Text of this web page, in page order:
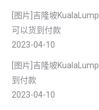
[图片]吉隆坡
可以货到付款
2023-04-10
[图片]吉隆坡
到付款
2023-04-10